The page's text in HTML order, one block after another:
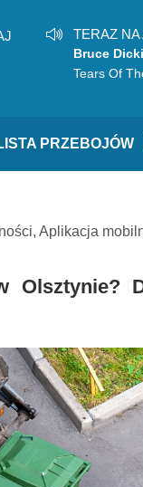
TERAZ NA
Bruce
Tears Of
PRZEBOJÓW
, Aplikacja
Olsztynie?